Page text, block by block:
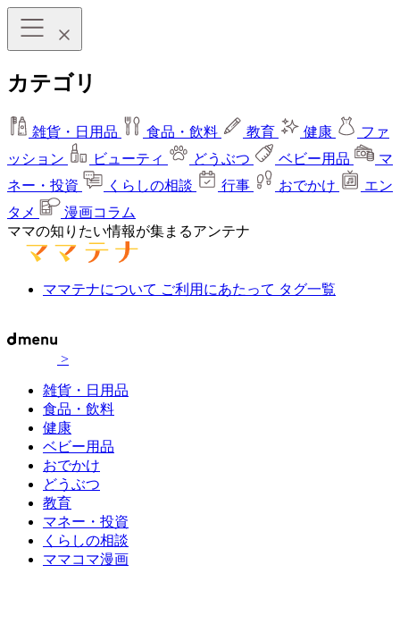
カテゴリ
雑貨・日用品 食品・飲料 教育 健康
ファ
ッション
ビューティ どうぶつ ベビー用品
マ
ネー・投資
くらしの相談 行事 おでかけ
エン
タメ
漫画コラム
ママの知りたい情報が集まるアンテナ
ママテナについて ご利用にあたって タグ一覧
>
雑貨・日用品
食品・飲料
健康
ベビー用品
おでかけ
どうぶつ
教育
マネー・投資
くらしの相談
ママコマ漫画